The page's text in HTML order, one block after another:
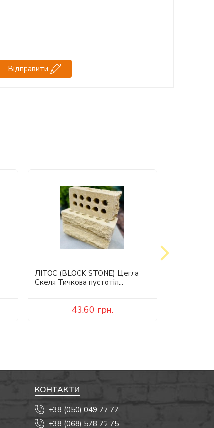
Відправити
ЛІТОС (BLOCK STONE) Цегла
Скеля Тичкова пустотіл...
43.60 грн.
КОНТАКТИ
+38 (050) 049 77 77
+38 (068) 578 72 75